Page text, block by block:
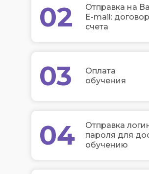
02
03
04
Отправка на
E-mail:
счета
Оплата
обучения
Отправка
пароля для
обучению